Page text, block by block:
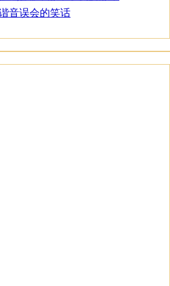
音误会的笑话